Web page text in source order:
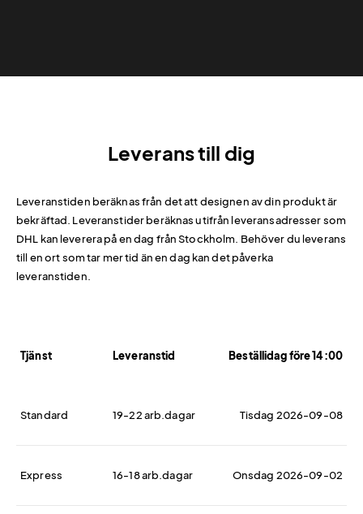
Leverans till dig
Leveranstiden beräknas från det att designen av din produkt är
bekräftad. Leveranstider beräknas utifrån leveransadresser som
DHL kan leverera på en dag från Stockholm. Behöver du leverans
till en ort som tar mer tid än en dag kan det påverka
leveranstiden.
Tjänst Leveranstid Beställidag före 14:00
Standard 19-22 arb.dagar Tisdag 2026-09-08
Express 16-18 arb.dagar Onsdag 2026-09-02